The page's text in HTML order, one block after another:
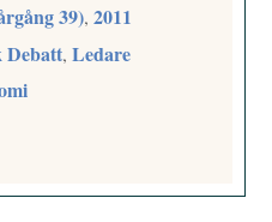
39),2011
Debatt,Ledare